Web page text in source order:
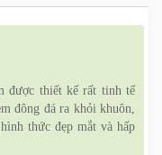
được thiết kế rất tinh tế
đông đá ra khỏi khuôn,
thức đẹp mắt và hấp